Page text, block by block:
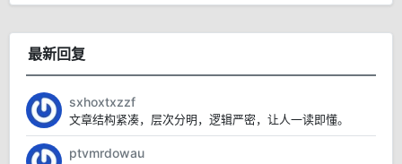
最新回复
sxhoxtxzzf
文章结构紧凑，层次分明，逻辑严密，让人一读即懂。
ptvmrdowau